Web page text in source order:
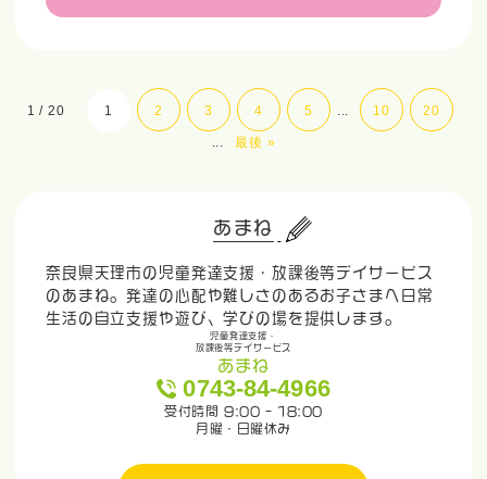
1 / 20 1 2 3 4 5 ... 10 20
... 最後 »
あまね
奈良県天理市の児童発達支援・放課後等デイサービス
のあまね。発達の心配や難しさのあるお子さまへ日常
生活の自立支援や遊び、学びの場を提供します。
児童発達支援・
放課後等デイサービス
あまね
0743-84-4966
受付時間 9:00 - 18:00
月曜・日曜休み